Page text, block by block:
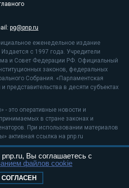
pg@pnp.ru
еженедельное издание
с 1997 года. Учредители
и Совет Федерации РФ. Официальный
законов, федеральных
Собрания. «Парламентская
представительства в десяти субъектах
- это оперативные новости и
в стране законах и
При использовании материалов
активная ссылка на pnp.ru
применяютсярекомендательные
данных
pnp.ru, Вы соглашаетесь с
файлов cookie
СОГЛАСЕН